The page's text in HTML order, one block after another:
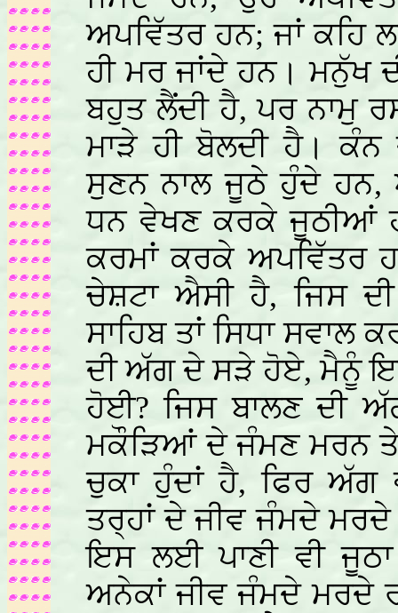
ਅਪਵਿੱਤਰ ਹਨ; ਜਾਂ ਕਹਿ
ਹੀ ਮਰ ਜਾਂਦੇ ਹਨ। ਮਨੁੱਖ
ਬਹੁਤ ਲੈਂਦੀ ਹੈ, ਪਰ ਨਾਮੁ
ਮਾੜੇ ਹੀ ਬੋਲਦੀ ਹੈ।
ਸੁਣਨ ਨਾਲ ਜੂਠੇ ਹੁੰਦੇ
ਧਨ ਵੇਖਣ ਕਰਕੇ ਜੂਠੀਆਂ
ਕਰਮਾਂ ਕਰਕੇ ਅਪਵਿੱਤਰ
ਚੇਸ਼ਟਾ ਐਸੀ ਹੈ, ਜਿਸ
ਸਾਹਿਬ ਤਾਂ ਸਿਧਾ ਸਵਾਲ
ਦੀ ਅੱਗ ਦੇ ਸੜੇ ਹੋਏ, ਮੈਨੂੰ
ਹੋਈ? ਜਿਸ ਬਾਲਣ ਦੀ
ਮਕੌੜਿਆਂ ਦੇ ਜੰਮਣ ਮਰਨ
ਚੁਕਾ ਹੁੰਦਾਂ ਹੈ, ਫਿਰ ਅੱਗ
ਤਰ੍ਹਾਂ ਦੇ ਜੀਵ ਜੰਮਦੇ
ਇਸ ਲਈ ਪਾਣੀ ਵੀ
ਅਨੇਕਾਂ ਜੀਵ ਜੰਮਦੇ ਮਰਦੇ